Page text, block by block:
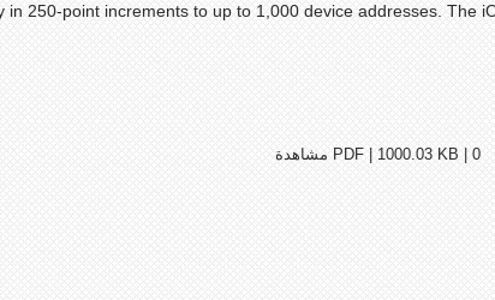
250-point increments to up to 1,000 device addresses. The
PDF | 1000.03 KB | 0 مشاهدة